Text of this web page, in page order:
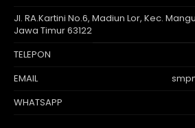
Jl. RA.Kartini No.6, Madiun Lor, Kec.
Jawa Timur 63122
TELEPON
EMAIL
WHATSAPP